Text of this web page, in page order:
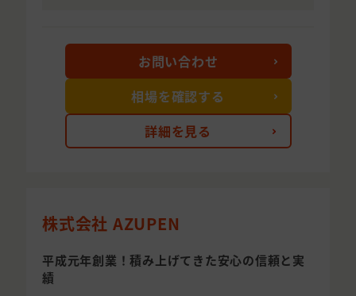
詳細を見る
お問い合わせ
相場を確認する
株式会社 AZUPEN
平成元年創業！積み上げてきた安心の信頼と実
績